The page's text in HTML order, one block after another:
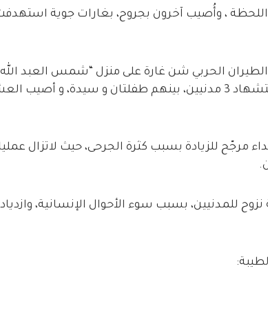
، وأُصيب آخرون بجروح، بغارات جوية
24 قال : أن الطيران الحربي شن غارة على منزل “شمس العبد
بقرية الطيبة، ماتسبب بإستشهاد 3 مدنيين، بينهم طفلتان و
مرجّح للزيادة بسبب كثرة الجرحى، حيث لاتزال
نزوح للمدنيين، بسبب سوء الأحوال الإنسانية،